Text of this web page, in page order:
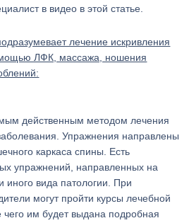
в видео в этой статье.
лечение искривления
ЛФК, массажа, ношения
действенным методом лечения
Упражнения направлены
каркаса спины. Есть
упражнений, направленных на
иного вида патологии. При
могут пройти курсы лечебной
чего им будет выдана подробная